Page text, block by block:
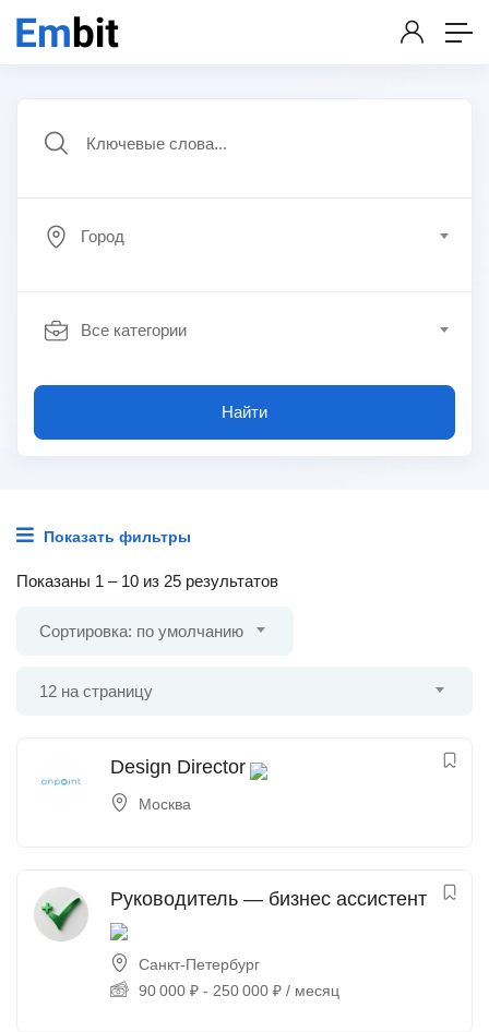
Город
Все категории
Найти
Показать фильтры
Показаны 1 – 10 из 25 результатов
Сортировка: по умолчанию
12 на страницу
Design Director
Москва
Руководитель — бизнес ассистент
Санкт-Петербург
90 000 ₽ - 250 000 ₽ / месяц